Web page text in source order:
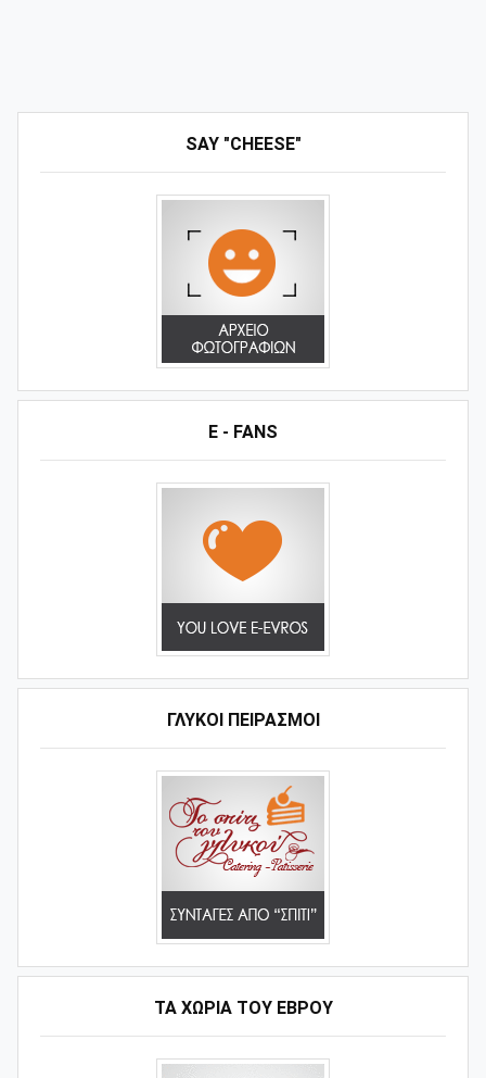
SAY "CHEESE"
E - FANS
ΓΛΥΚΟΊ ΠΕΙΡΑΣΜΟΊ
ΤΑ ΧΩΡΙΆ ΤΟΥ ΈΒΡΟΥ